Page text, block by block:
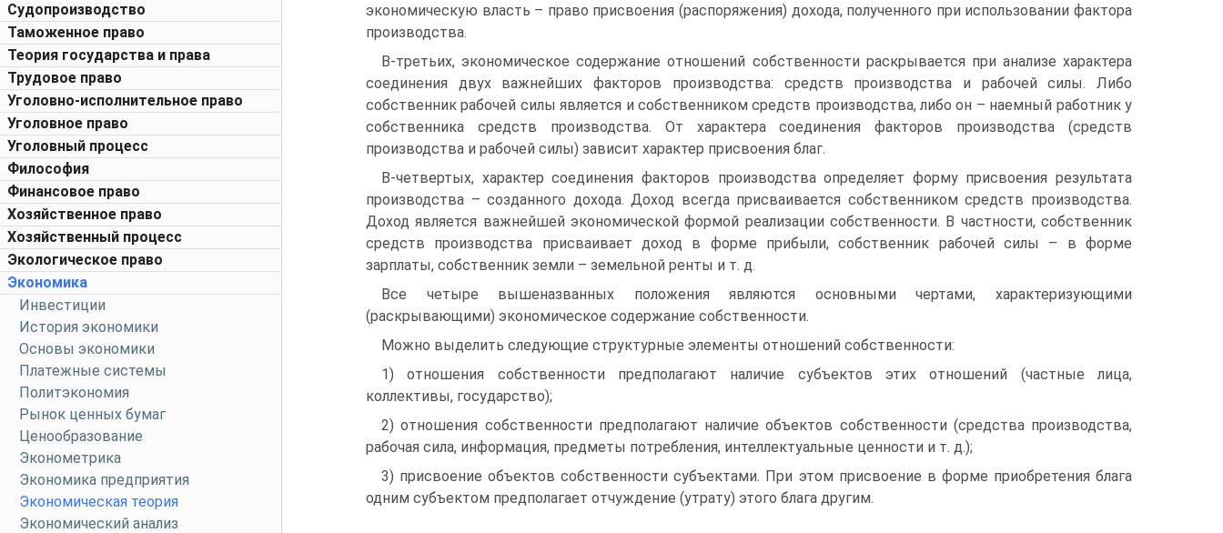
Судопроизводство
Таможенное право
Теория государства и права
Трудовое право
Уголовно-исполнительное право
Уголовное право
Уголовный процесс
Философия
Финансовое право
Хозяйственное право
Хозяйственный процесс
Экологическое право
Экономика
Инвестиции
История экономики
Основы экономики
Платежные системы
Политэкономия
Рынок ценных бумаг
Ценообразование
Эконометрика
Экономика предприятия
Экономическая теория
Экономический анализ
экономическую власть – право присвоения (распоряжения) дохода, полученного при использовании фактора
производства.
В-третьих, экономическое содержание отношений собственности раскрывается при анализе характера
соединения двух важнейших факторов производства: средств производства и рабочей силы. Либо
собственник рабочей силы является и собственником средств производства, либо он – наемный работник у
собственника средств производства. От характера соединения факторов производства (средств
производства и рабочей силы) зависит характер присвоения благ.
В-четвертых, характер соединения факторов производства определяет форму присвоения результата
производства – созданного дохода. Доход всегда присваивается собственником средств производства.
Доход является важнейшей экономической формой реализации собственности. В частности, собственник
средств производства присваивает доход в форме прибыли, собственник рабочей силы – в форме
зарплаты, собственник земли – земельной ренты и т. д.
Все четыре вышеназванных положения являются основными чертами, характеризующими
(раскрывающими) экономическое содержание собственности.
Можно выделить следующие структурные элементы отношений собственности:
1) отношения собственности предполагают наличие субъектов этих отношений (частные лица,
коллективы, государство);
2) отношения собственности предполагают наличие объектов собственности (средства производства,
рабочая сила, информация, предметы потребления, интеллектуальные ценности и т. д.);
3) присвоение объектов собственности субъектами. При этом присвоение в форме приобретения блага
одним субъектом предполагает отчуждение (утрату) этого блага другим.